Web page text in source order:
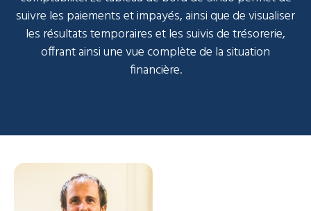
suivre les paiements et impayés, ainsi que de visualiser
les résultats temporaires et les suivis de trésorerie,
offrant ainsi une vue complète de la situation
financière.